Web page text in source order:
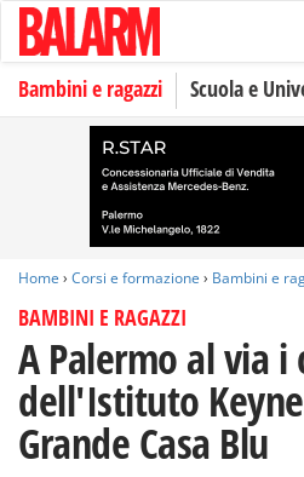
Bambini e ragazzi Scuola e
Home › Corsi e formazione › Bambini e
BAMBINI E RAGAZZI
A Palermo al via i
dell'Istituto
Grande Casa Blu